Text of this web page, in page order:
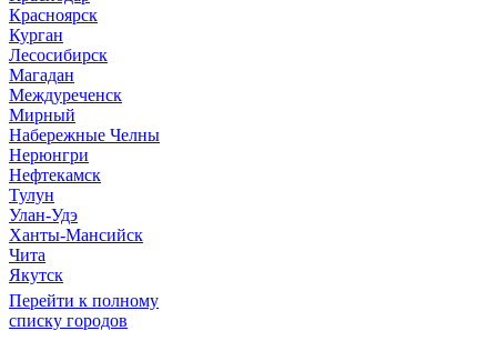
Красноярск
Курган
Лесосибирск
Магадан
Междуреченск
Мирный
Набережные Челны
Нерюнгри
Нефтекамск
Тулун
Улан-Удэ
Ханты-Мансийск
Чита
Якутск
Перейти к полному
списку городов